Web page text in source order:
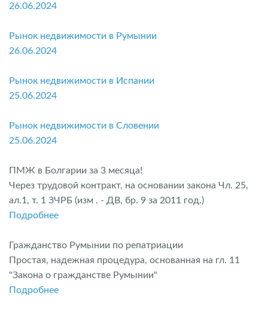
26.06.2024
Рынок недвижимости в Румынии
26.06.2024
Рынок недвижимости в Испании
25.06.2024
Рынок недвижимости в Словении
25.06.2024
ПМЖ в Болгарии за 3 месяца!
Через трудовой контракт, на основании закона Чл. 25,
ал.1, т. 1 ЗЧРБ (изм . - ДВ, бр. 9 за 2011 год.)
Подробнее
Гражданство Румынии по репатриации
Простая, надежная процедура, основанная на гл. 11
"Закона о гражданстве Румынии"
Подробнее